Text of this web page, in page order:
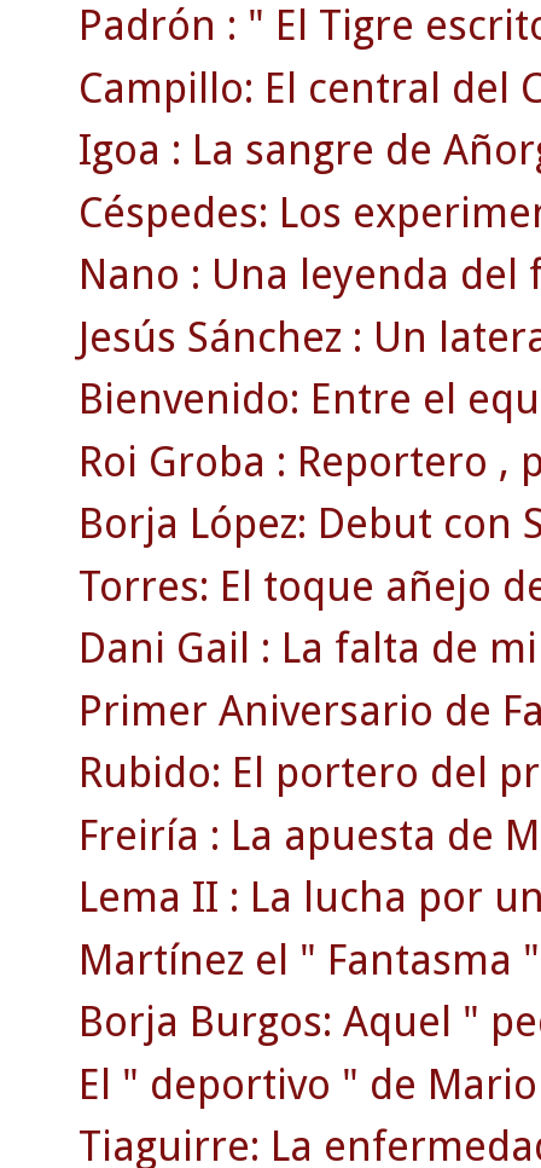
Padrón : " El Tigre
Campillo: El central del
Igoa : La sangre de
Céspedes: Los
Nano : Una leyenda
Jesús Sánchez : Un
Bienvenido: Entre el
Roi Groba : Reportero ,
Borja López: Debut con
Torres: El toque añejo
Dani Gail : La falta de
Primer Aniversario de
Rubido: El portero del
Freiría : La apuesta de
Lema II : La lucha por
Martínez el " Fantasma
Borja Burgos: Aquel "
El " deportivo " de
Tiaguirre: La